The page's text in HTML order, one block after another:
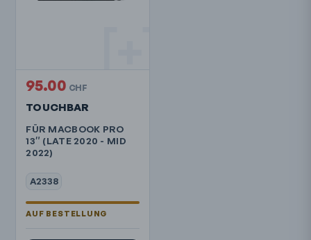
TOUCHBAR
FÜR MACBOOK PRO
13″ (LATE 2020 - MID
2022)
A2338
95.00 CHF